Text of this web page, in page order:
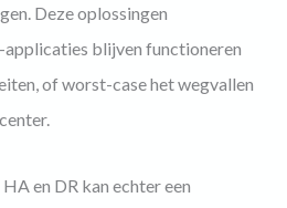
Deze oplossingen
applicaties blijven functioneren
of worst-case het wegvallen
en DR kan echter een